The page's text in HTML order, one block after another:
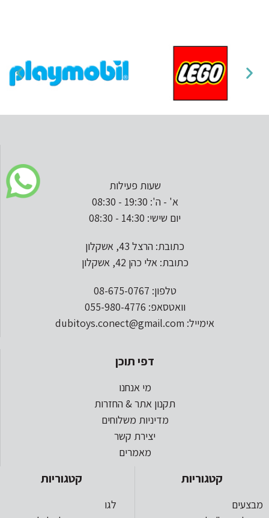
שעות פעילות
א' - ה': 19:30 - 08:30
יום שישי: 14:30 - 08:30
כתובת: הרצל 43, אשקלון
כתובת: אלי כהן 42, אשקלון
טלפון: 08-675-0767
וואטסאפ: 055-980-4776
אימייל: dubitoys.conect@gmail.com
דפי תוכן
מי אנחנו
תקנון אתר & החזרות
מדיניות משלוחים
יצירת קשר
מאמרים
קטגוריות
מבצעים
קטגוריות
לגו